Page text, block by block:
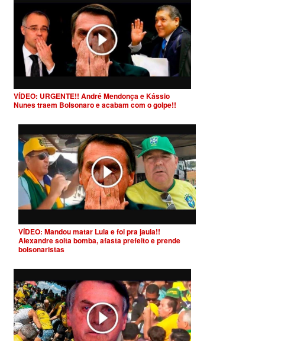
VÍDEO: URGENTE!! André Mendonça e Kássio
Nunes traem Bolsonaro e acabam com o golpe!!
VÍDEO: Mandou matar Lula e foi pra jaula!!
Alexandre solta bomba, afasta prefeito e prende
bolsonaristas